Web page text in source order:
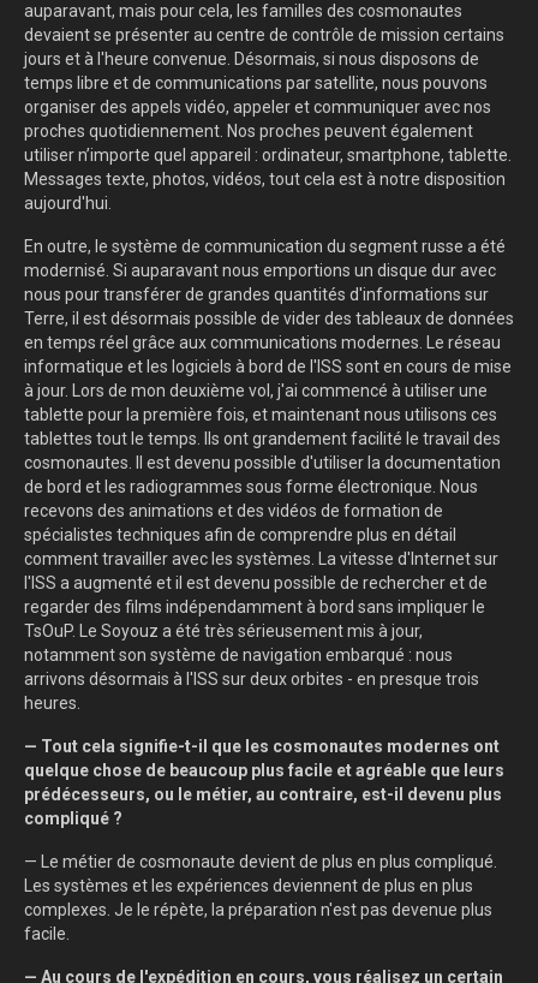
auparavant, mais pour cela, les familles des cosmonautes
devaient se présenter au centre de contrôle de mission certains
jours et à l'heure convenue. Désormais, si nous disposons de
temps libre et de communications par satellite, nous pouvons
organiser des appels vidéo, appeler et communiquer avec nos
proches quotidiennement. Nos proches peuvent également
utiliser n’importe quel appareil : ordinateur, smartphone, tablette.
Messages texte, photos, vidéos, tout cela est à notre disposition
aujourd'hui.
En outre, le système de communication du segment russe a été
modernisé. Si auparavant nous emportions un disque dur avec
nous pour transférer de grandes quantités d'informations sur
Terre, il est désormais possible de vider des tableaux de données
en temps réel grâce aux communications modernes. Le réseau
informatique et les logiciels à bord de l'ISS sont en cours de mise
à jour. Lors de mon deuxième vol, j'ai commencé à utiliser une
tablette pour la première fois, et maintenant nous utilisons ces
tablettes tout le temps. Ils ont grandement facilité le travail des
cosmonautes. Il est devenu possible d'utiliser la documentation
de bord et les radiogrammes sous forme électronique. Nous
recevons des animations et des vidéos de formation de
spécialistes techniques afin de comprendre plus en détail
comment travailler avec les systèmes. La vitesse d'Internet sur
l'ISS a augmenté et il est devenu possible de rechercher et de
regarder des films indépendamment à bord sans impliquer le
TsOuP. Le Soyouz a été très sérieusement mis à jour,
notamment son système de navigation embarqué : nous
arrivons désormais à l'ISS sur deux orbites - en presque trois
heures.
— Tout cela signifie-t-il que les cosmonautes modernes ont
quelque chose de beaucoup plus facile et agréable que leurs
prédécesseurs, ou le métier, au contraire, est-il devenu plus
compliqué ?
— Le métier de cosmonaute devient de plus en plus compliqué.
Les systèmes et les expériences deviennent de plus en plus
complexes. Je le répète, la préparation n'est pas devenue plus
facile.
— Au cours de l'expédition en cours, vous réalisez un certain